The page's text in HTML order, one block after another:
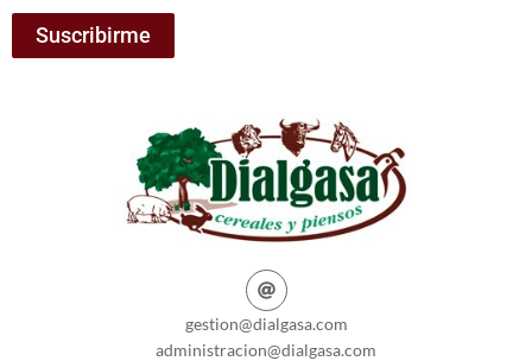
Suscribirme
gestion@dialgasa.com
administracion@dialgasa.com